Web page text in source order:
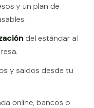
y un plan de
del estándar al
y saldos desde tu
online, bancos o